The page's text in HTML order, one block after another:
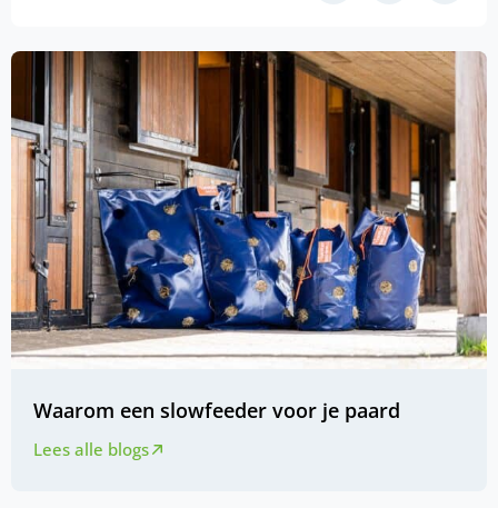
Waarom een slowfeeder voor je paard
Lees alle blogs